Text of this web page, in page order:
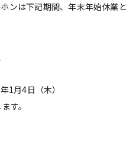
ンは下記期間、年末年始休業と
1月4日（木）
す。